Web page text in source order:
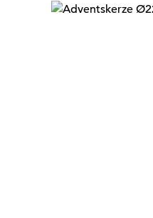
Bildergalerie überspringen